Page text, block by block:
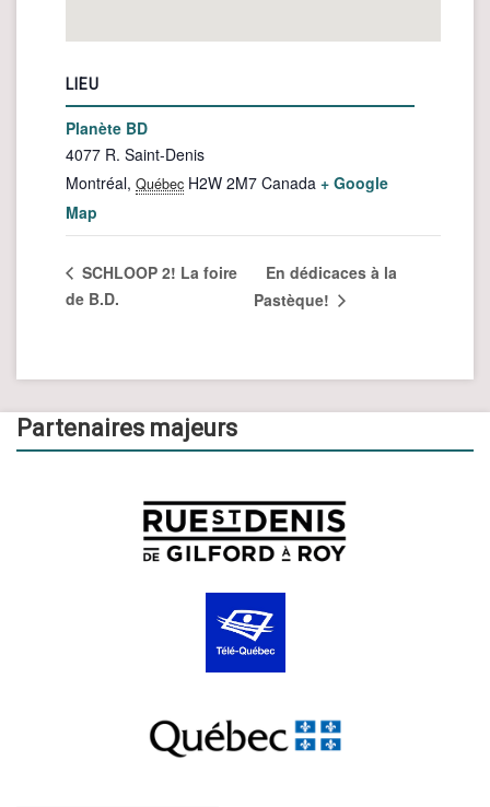
LIEU
Planète BD
4077 R. Saint-Denis
Montréal, Québec H2W 2M7 Canada + Google
Map
SCHLOOP 2! La foire
de B.D.
En dédicaces à la
Pastèque!
Partenaires majeurs